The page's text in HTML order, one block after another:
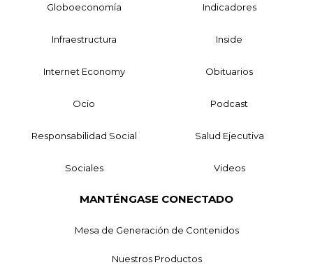
Globoeconomía Indicadores
Infraestructura Inside
Internet Economy Obituarios
Ocio Podcast
Responsabilidad Social Salud Ejecutiva
Sociales Videos
MANTÉNGASE CONECTADO
Mesa de Generación de Contenidos
Nuestros Productos